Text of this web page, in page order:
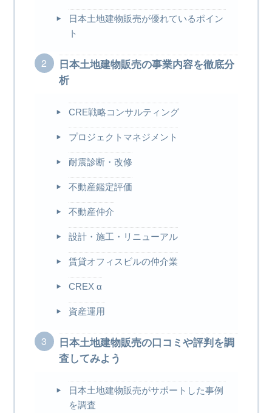
日本土地建物販売が優れているポイン
ト
日本土地建物販売の事業内容を徹底分
析
CRE戦略コンサルティング
プロジェクトマネジメント
耐震診断・改修
不動産鑑定評価
不動産仲介
設計・施工・リニューアル
賃貸オフィスビルの仲介業
CREX α
資産運用
日本土地建物販売の口コミや評判を調
査してみよう
日本土地建物販売がサポートした事例
を調査